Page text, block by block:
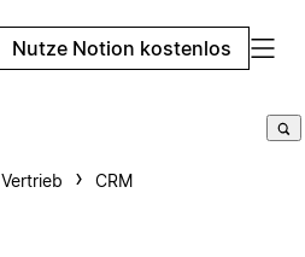
Nutze Notion kostenlos
Vertrieb CRM